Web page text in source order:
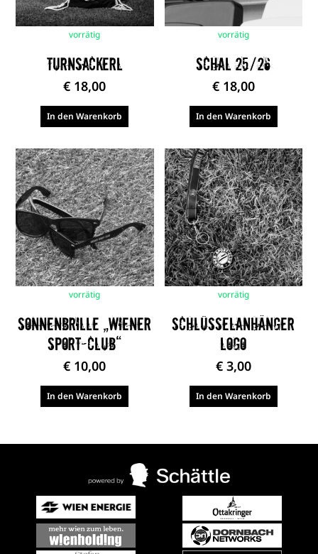
vorrätig
Turnsackerl
€ 18,00
In den Warenkorb
vorrätig
Schal 25/26
€ 18,00
In den Warenkorb
vorrätig
Sonnenbrille „Wiener
Sport-Club“
€ 10,00
In den Warenkorb
vorrätig
Schlüsselanhänger
Logo
€ 3,00
In den Warenkorb